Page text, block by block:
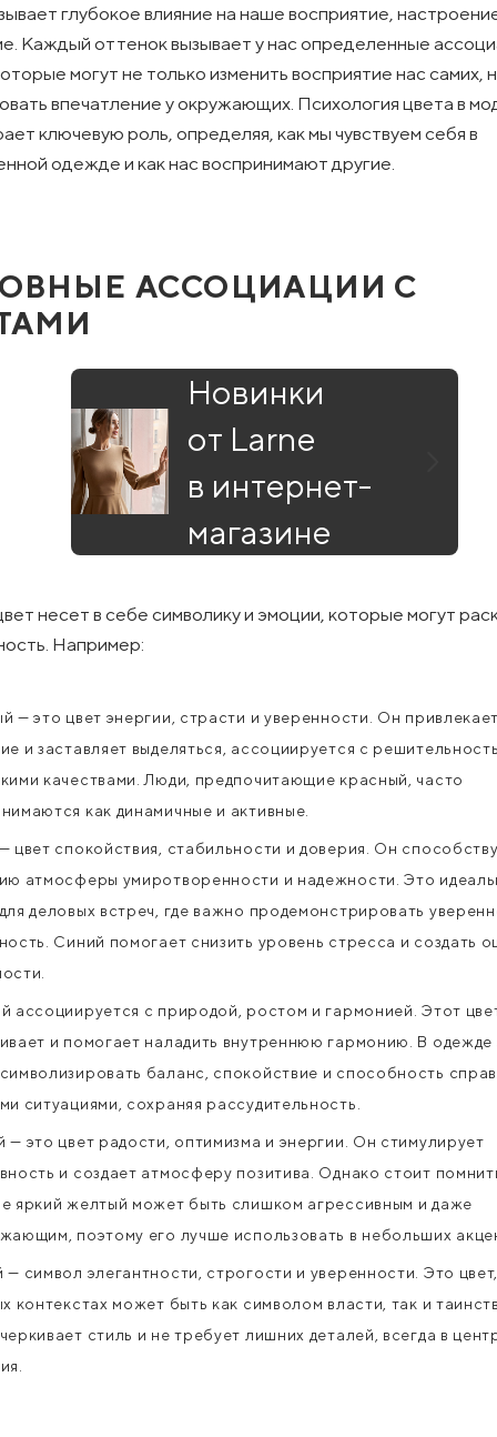
глубокое влияние на наше восприятие,
Каждый оттенок вызывает у нас определенные
могут не только изменить восприятие нас самих,
впечатление у окружающих. Психология цвета в
ключевую роль, определяя, как мы чувствуем себя в
одежде и как нас воспринимают другие.
АССОЦИАЦИИ С
Новинки
от Larne
в интернет-
магазине
несет в себе символику и эмоции, которые могут
Например:
— это цвет энергии, страсти и уверенности. Он привлекает
и заставляет выделяться, ассоциируется с
качествами. Люди, предпочитающие красный, часто
как динамичные и активные.
цвет спокойствия, стабильности и доверия. Он
атмосферы умиротворенности и надежности. Это
деловых встреч, где важно продемонстрировать
Синий помогает снизить уровень стресса и создать
ассоциируется с природой, ростом и гармонией. Этот
и помогает наладить внутреннюю гармонию. В одежде
баланс, спокойствие и способность
ситуациями, сохраняя рассудительность.
— это цвет радости, оптимизма и энергии. Он стимулирует
и создает атмосферу позитива. Однако стоит
яркий желтый может быть слишком агрессивным и даже
поэтому его лучше использовать в небольших
— символ элегантности, строгости и уверенности. Это
контекстах может быть как символом власти, так и
стиль и не требует лишних деталей, всегда в